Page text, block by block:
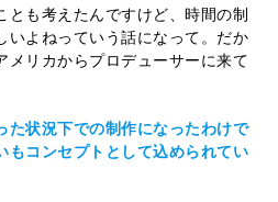
も考えたんですけど、時間の制
いよねっていう話になって。だか
メリカからプロデューサーに来て
状況下での制作になったわけで
もコンセプトとして込められてい